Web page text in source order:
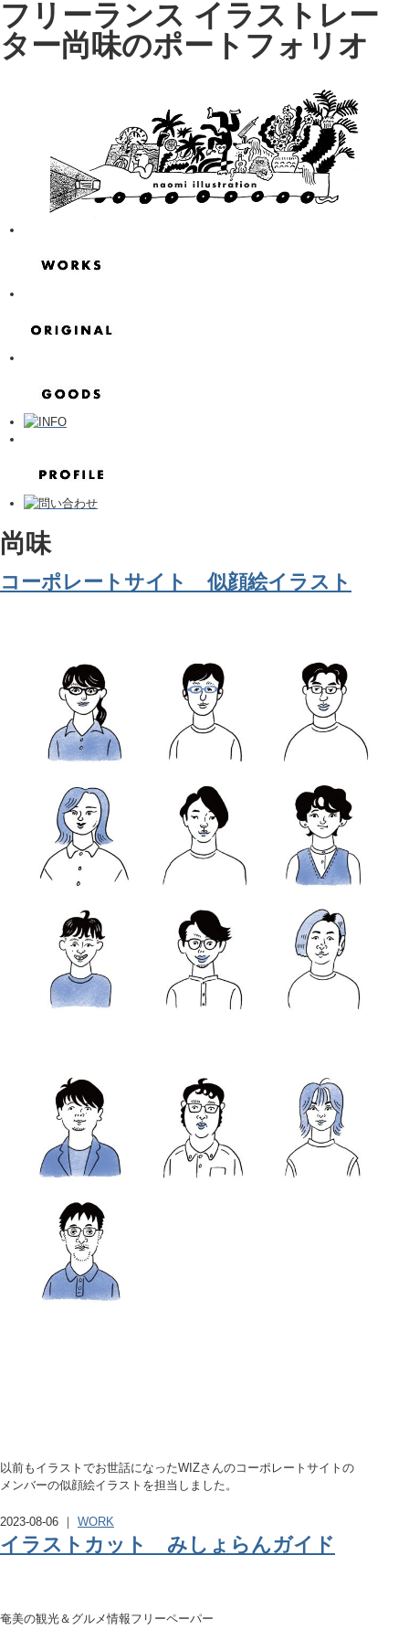
フリーランス イラストレー
ター尚味のポートフォリオ
尚味
コーポレートサイト 似顔絵イラスト
以前もイラストでお世話になったWIZさんのコーポレートサイトの
メンバーの似顔絵イラストを担当しました。
2023-08-06 ｜ WORK
イラストカット みしょらんガイド
奄美の観光＆グルメ情報フリーペーパー